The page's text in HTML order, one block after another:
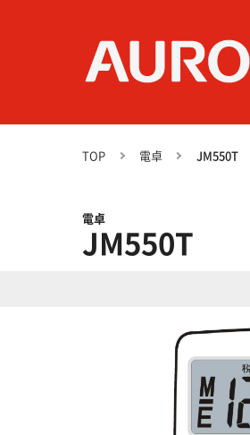
TOP 電卓 JM550T
電卓
JM550T